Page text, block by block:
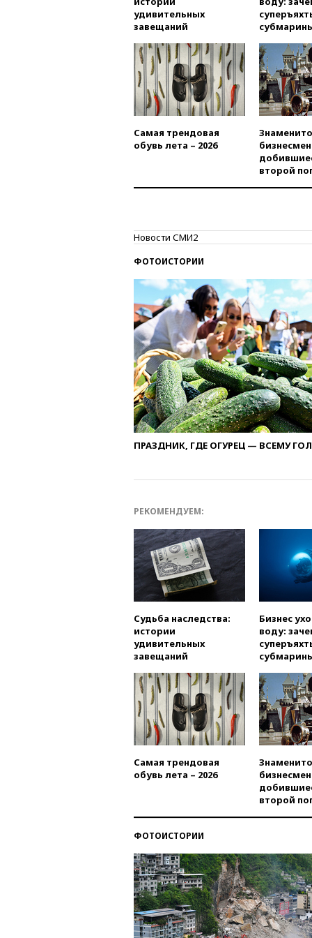
удивительных
завещаний
Самая трендовая
обувь лета – 2026
второй
Новости СМИ2
ФОТОИСТОРИИ
ПРАЗДНИК, ГДЕ ОГУРЕЦ — ВСЕМУ
РЕКОМЕНДУЕМ:
Судьба наследства:
истории
удивительных
завещаний
Бизнес
воду:
Самая трендовая
обувь лета – 2026
второй
ФОТОИСТОРИИ